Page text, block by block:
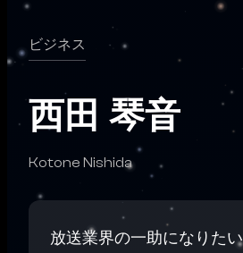
ビジネス
西田 琴音
Kotone Nishida
放送業界の一助になりたい